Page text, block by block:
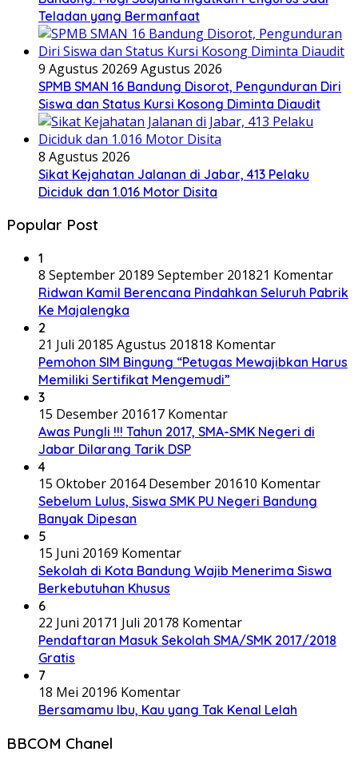
Teladan yang Bermanfaat
9 Agustus 20269 Agustus 2026
SPMB SMAN 16 Bandung Disorot, Pengunduran Diri
Siswa dan Status Kursi Kosong Diminta Diaudit
8 Agustus 2026
Sikat Kejahatan Jalanan di Jabar, 413 Pelaku
Diciduk dan 1.016 Motor Disita
Popular Post
1
8 September 20189 September 201821 Komentar
Ridwan Kamil Berencana Pindahkan Seluruh Pabrik
Ke Majalengka
2
21 Juli 20185 Agustus 201818 Komentar
Pemohon SIM Bingung “Petugas Mewajibkan Harus
Memiliki Sertifikat Mengemudi”
3
15 Desember 201617 Komentar
Awas Pungli !!! Tahun 2017, SMA-SMK Negeri di
Jabar Dilarang Tarik DSP
4
15 Oktober 20164 Desember 201610 Komentar
Sebelum Lulus, Siswa SMK PU Negeri Bandung
Banyak Dipesan
5
15 Juni 20169 Komentar
Sekolah di Kota Bandung Wajib Menerima Siswa
Berkebutuhan Khusus
6
22 Juni 20171 Juli 20178 Komentar
Pendaftaran Masuk Sekolah SMA/SMK 2017/2018
Gratis
7
18 Mei 20196 Komentar
Bersamamu Ibu, Kau yang Tak Kenal Lelah
BBCOM Chanel